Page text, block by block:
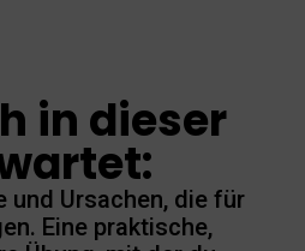
in dieser
und Ursachen, die für
Eine praktische,